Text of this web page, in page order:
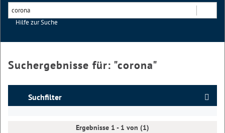
Hilfe zur Suche
Suchergebnisse für: "corona"
Suchfilter
Ergebnisse 1 - 1 von (1)